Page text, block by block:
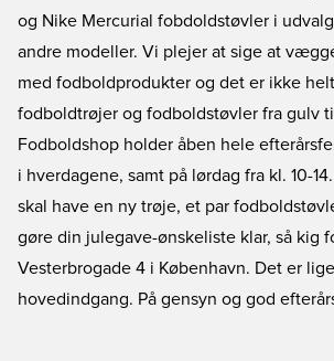
og Nike Mercurial fobdoldstøvler i
andre modeller. Vi plejer at sige at
med fodboldprodukter og det er ikke
fodboldtrøjer og fodboldstøvler fra gulv
Fodboldshop holder åben hele
i hverdagene, samt på lørdag fra kl. 10-
skal have en ny trøje, et par
gøre din julegave-ønskeliste klar, så kig
Vesterbrogade 4 i København. Det er
hovedindgang. På gensyn og god